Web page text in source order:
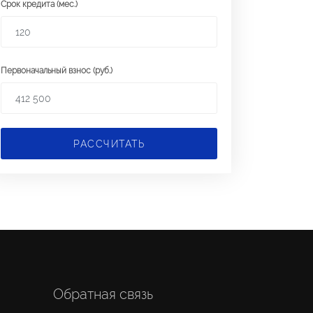
Срок кредита (мес.)
Первоначальный взнос (руб.)
РАССЧИТАТЬ
Обратная связь